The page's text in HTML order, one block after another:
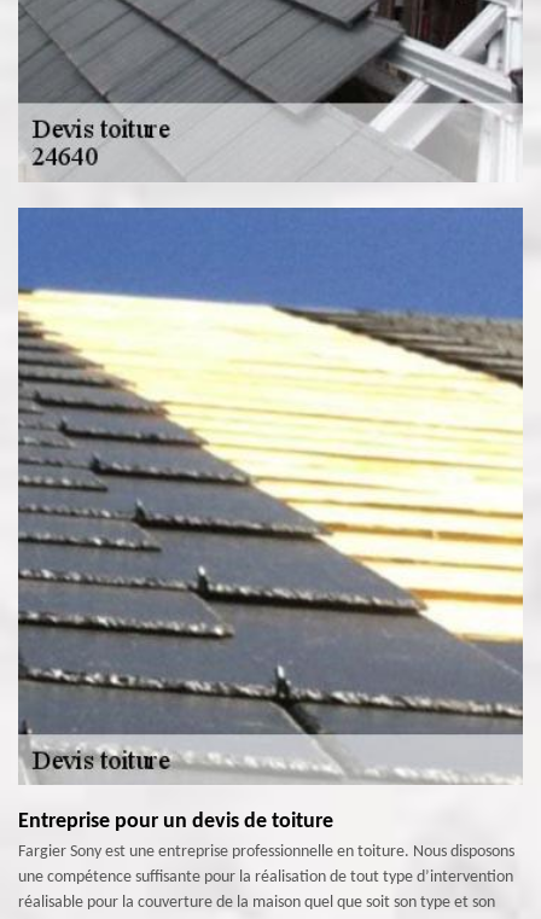
Entreprise pour un devis de toiture
Fargier Sony est une entreprise professionnelle en toiture. Nous disposons
une compétence suffisante pour la réalisation de tout type d’intervention
réalisable pour la couverture de la maison quel que soit son type et son